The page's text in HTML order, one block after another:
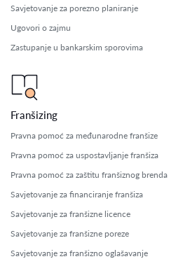
Savjetovanje za porezno planiranje
Ugovori o zajmu
Zastupanje u bankarskim sporovima
Franšizing
Pravna pomoć za međunarodne franšize
Pravna pomoć za uspostavljanje franšiza
Pravna pomoć za zaštitu franšiznog brenda
Savjetovanje za financiranje franšiza
Savjetovanje za franšizne licence
Savjetovanje za franšizne poreze
Savjetovanje za franšizno oglašavanje